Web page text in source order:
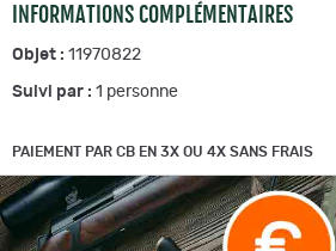
INFORMATIONS COMPLÉMENTAIRES
Objet : 11970822
Suivi par : 1 personne
PAIEMENT PAR CB EN 3X OU 4X SANS FRAIS